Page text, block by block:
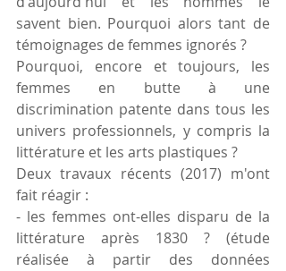
savent bien. Pourquoi alors tant de
témoignages de femmes ignorés ?
Pourquoi, encore et toujours, les
femmes en butte à une
discrimination patente dans tous les
univers professionnels, y compris la
littérature et les arts plastiques ?
Deux travaux récents (2017) m'ont
fait réagir :
- les femmes ont-elles disparu de la
littérature après 1830 ? (étude
réalisée à partir des données